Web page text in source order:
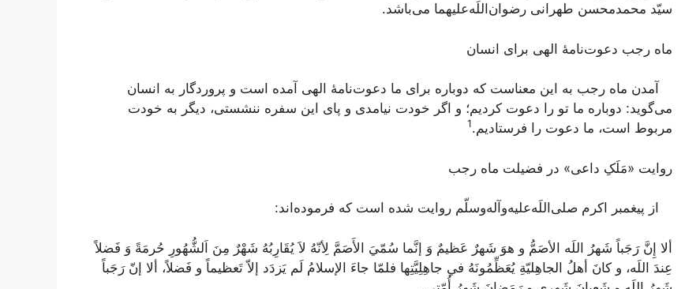
سیّد محمدمحسن طهرانی رضوان‌اللَه‌علیهما می‌باشد.
ماه رجب دعوت‌نامۀ الهی برای انسان
آمدن ماه رجب به این معناست که دوباره برای ما دعوت‌نامۀ الهی آمده است و پروردگار به انسان
می‌گوید: دوباره ما تو را دعوت کردیم؛ و اگر خودت نیامدی و پای این سفره ننشستی، دیگر به خودت
مربوط است، ما دعوت را فرستادیم.1
روایت «مَلَکِ داعی» در فضیلت ماه رجب
از پیغمبر اکرم صلی‌اللَه‌علیه‌و‌آله‌وسلّم روایت شده است که فرموده‌اند:
ألا إِنَّ رَجَباً شَهرُ اللَه الأصَمُّ و هوَ شَهرٌ عَظيمٌ وَ إنَّما سُمّيَ الأَصَمَّ لِأنّهُ لاَ يُقَارِبُهُ شَهْرٌ مِنَ اَلشُّهُورِ حُرمَةً وَ فَضلاً
عِندَ اللَه، و كانَ أهلُ الجاهِليّةِ يُعَظِّمُونَهُ في جاهِلِيَّتِها فلمّا جاءَ الإسلامُ لَم يَزدَد إلاّ تَعظيماً و فَضلاً، ألا إنّ رَجَباً